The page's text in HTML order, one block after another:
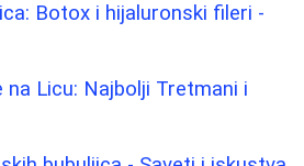
Botox i hijaluronski fileri -
na Licu: Najbolji Tretmani i